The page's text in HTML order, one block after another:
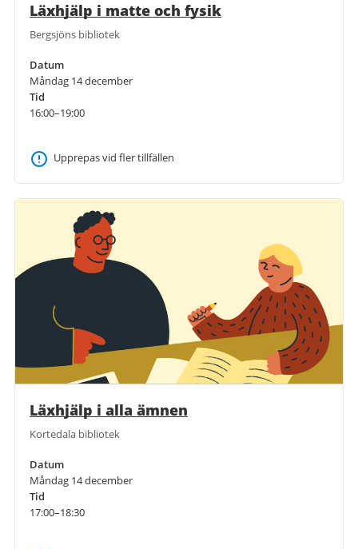
Läxhjälp i matte och fysik
Bergsjöns bibliotek
Datum
Måndag 14 december
Tid
16:00–19:00
Upprepas vid fler tillfällen
Läxhjälp i alla ämnen
Kortedala bibliotek
Datum
Måndag 14 december
Tid
17:00–18:30